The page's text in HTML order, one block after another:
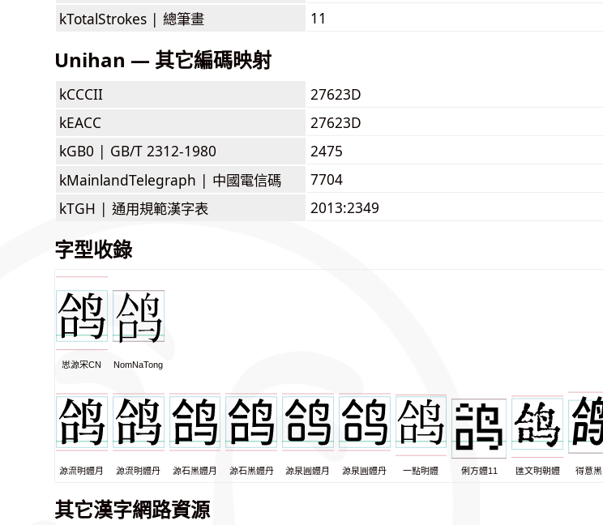
kTotalStrokes | 總筆畫 11
Unihan — 其它編碼映射
kCCCII
27623D
kEACC
27623D
kGB0 | GB/T 2312-1980
2475
kMainlandTelegraph | 中國電信碼
7704
kTGH | 通用規範漢字表 2013:2349
字型收錄
思源宋CN NomNaTong
源流明體月 源流明體丹 源石黑體月 源石黑體丹 源泉圓體月 源泉圓體丹 一點明體 俐方體11 匯文明朝體 得意黑
其它漢字網路資源